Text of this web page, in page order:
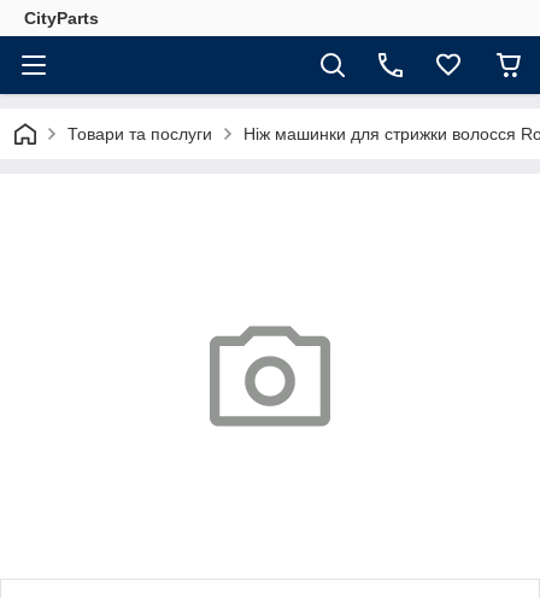
CityParts
Товари та послуги Ніж машинки для стрижки волосся